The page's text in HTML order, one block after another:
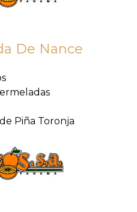
De Nance
Piña Toronja